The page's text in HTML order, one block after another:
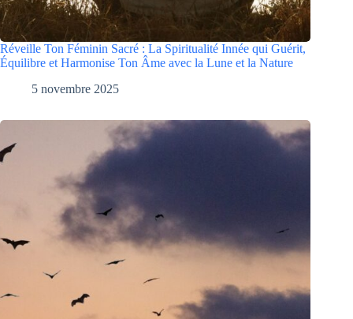
Réveille Ton Féminin Sacré : La Spiritualité Innée qui Guérit,
Équilibre et Harmonise Ton Âme avec la Lune et la Nature
5 novembre 2025